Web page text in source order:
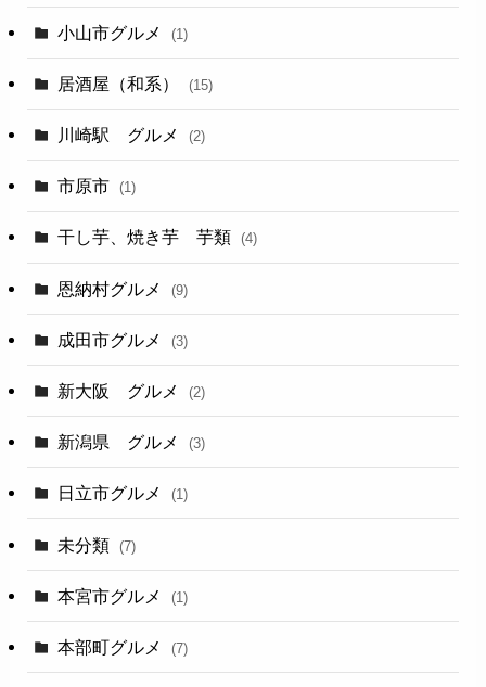
小山市グルメ (1)
居酒屋（和系） (15)
川崎駅 グルメ (2)
市原市 (1)
干し芋、焼き芋 芋類 (4)
恩納村グルメ (9)
成田市グルメ (3)
新大阪 グルメ (2)
新潟県 グルメ (3)
日立市グルメ (1)
未分類 (7)
本宮市グルメ (1)
本部町グルメ (7)